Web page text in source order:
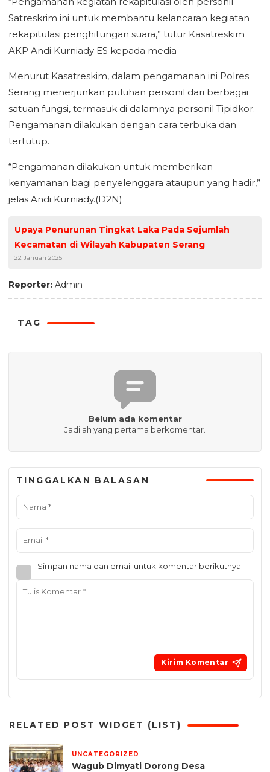
Satreskrim ini untuk membantu kelancaran kegiatan
rekapitulasi penghitungan suara,” tutur Kasatreskim
AKP Andi Kurniady ES kepada media
Menurut Kasatreskim, dalam pengamanan ini Polres
Serang menerjunkan puluhan personil dari berbagai
satuan fungsi, termasuk di dalamnya personil Tipidkor.
Pengamanan dilakukan dengan cara terbuka dan
tertutup.
“Pengamanan dilakukan untuk memberikan
kenyamanan bagi penyelenggara ataupun yang hadir,”
jelas Andi Kurniady.(D2N)
Upaya Penurunan Tingkat Laka Pada Sejumlah
Kecamatan di Wilayah Kabupaten Serang
22 Januari 2025
Reporter: Admin
TAG
Belum ada komentar
Jadilah yang pertama berkomentar.
TINGGALKAN BALASAN
Simpan nama dan email untuk komentar berikutnya.
RELATED POST WIDGET (LIST)
UNCATEGORIZED
Wagub Dimyati Dorong Desa